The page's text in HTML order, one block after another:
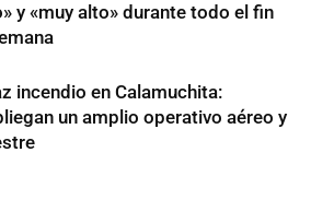
y «muy alto» durante todo el fin
incendio en Calamuchita:
un amplio operativo aéreo y